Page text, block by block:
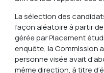
La sélection des
façon aléatoire à partir
gérée par Placement
enquête, la Commission
personne visée avait
même direction, à titre